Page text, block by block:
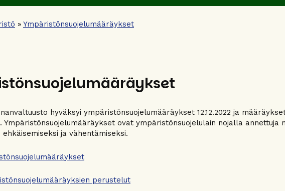
» Ympäristönsuojelumääräykset
hyväksyi ympäristönsuojelumääräykset 12.12.2022 ja
Ympäristönsuojelumääräykset ovat ympäristönsuojelulain nojalla annettuja
ja vähentämiseksi.
perustelut